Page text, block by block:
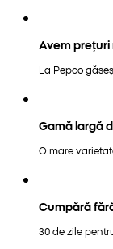
Avem prețuri
La Pepco
Gamă largă
O mare
Cumpără
30 de zile